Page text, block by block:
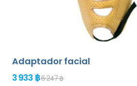
Adaptador facial
3 933 ฿6 247 ฿